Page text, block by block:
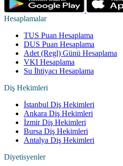
Hesaplamalar
TUS Puan Hesaplama
DUS Puan Hesaplama
Adet (Regl) Günü Hesaplama
VKI Hesaplama
Su İhtiyacı Hesaplama
Diş Hekimleri
İstanbul Diş Hekimleri
Ankara Diş Hekimleri
İzmir Diş Hekimleri
Bursa Diş Hekimleri
Antalya Diş Hekimleri
Diyetisyenler